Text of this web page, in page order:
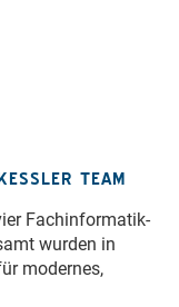
TEAM
Fachinformatik-
wurden in
modernes,